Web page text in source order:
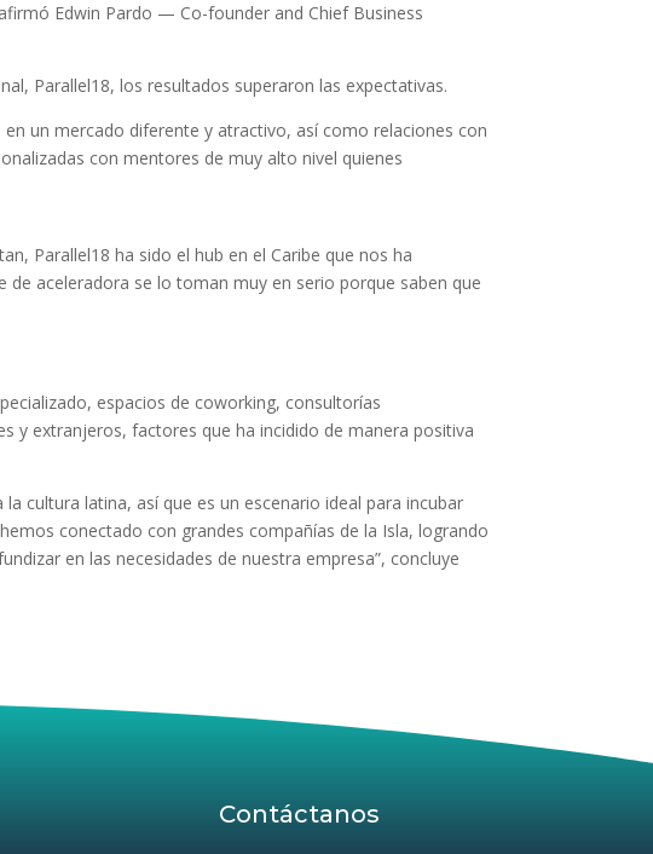
Edwin Pardo — Co-founder and Chief Business
Parallel18, los resultados superaron las expectativas.
un mercado diferente y atractivo, así como relaciones con
con mentores de muy alto nivel quienes
Parallel18 ha sido el hub en el Caribe que nos ha
aceleradora se lo toman muy en serio porque saben que
espacios de coworking, consultorías
y extranjeros, factores que ha incidido de manera positiva
cultura latina, así que es un escenario ideal para incubar
conectado con grandes compañías de la Isla, logrando
en las necesidades de nuestra empresa”, concluye
Contáctanos